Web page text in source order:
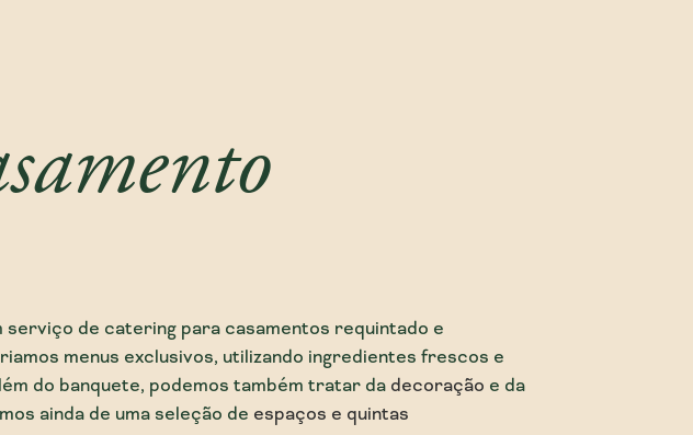
serviço de catering para casamentos requintado e
menus exclusivos, utilizando ingredientes frescos e
do banquete, podemos também tratar da decoração e da
ainda de uma seleção de espaços e quintas